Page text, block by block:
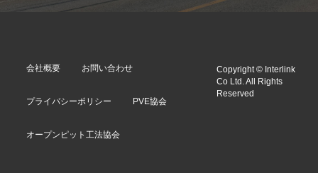
会社概要 お問い合わせ
プライバシーポリシー PVE協会
オープンピット工法協会
Copyright © Interlink
Co Ltd. All Rights
Reserved